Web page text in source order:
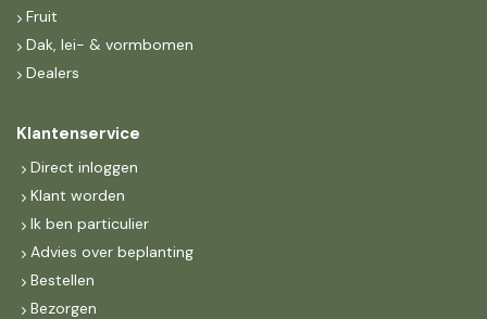
Fruit
Dak, lei- & vormbomen
Dealers
Klantenservice
Direct inloggen
Klant worden
Ik ben particulier
Advies over beplanting
Bestellen
Bezorgen